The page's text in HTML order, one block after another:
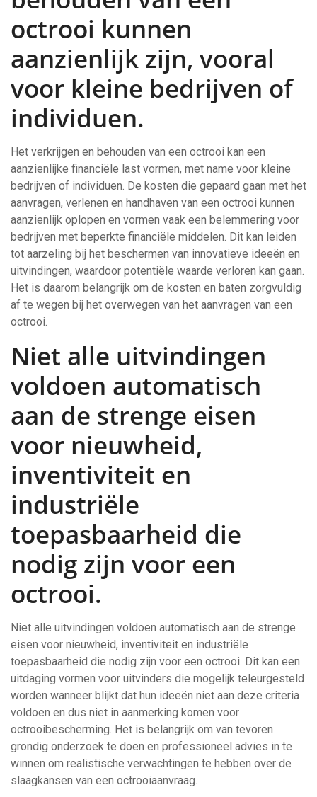
octrooi kunnen
aanzienlijk zijn, vooral
voor kleine bedrijven of
individuen.
Het verkrijgen en behouden van een octrooi kan een
aanzienlijke financiële last vormen, met name voor kleine
bedrijven of individuen. De kosten die gepaard gaan met het
aanvragen, verlenen en handhaven van een octrooi kunnen
aanzienlijk oplopen en vormen vaak een belemmering voor
bedrijven met beperkte financiële middelen. Dit kan leiden
tot aarzeling bij het beschermen van innovatieve ideeën en
uitvindingen, waardoor potentiële waarde verloren kan gaan.
Het is daarom belangrijk om de kosten en baten zorgvuldig
af te wegen bij het overwegen van het aanvragen van een
octrooi.
Niet alle uitvindingen
voldoen automatisch
aan de strenge eisen
voor nieuwheid,
inventiviteit en
industriële
toepasbaarheid die
nodig zijn voor een
octrooi.
Niet alle uitvindingen voldoen automatisch aan de strenge
eisen voor nieuwheid, inventiviteit en industriële
toepasbaarheid die nodig zijn voor een octrooi. Dit kan een
uitdaging vormen voor uitvinders die mogelijk teleurgesteld
worden wanneer blijkt dat hun ideeën niet aan deze criteria
voldoen en dus niet in aanmerking komen voor
octrooibescherming. Het is belangrijk om van tevoren
grondig onderzoek te doen en professioneel advies in te
winnen om realistische verwachtingen te hebben over de
slaagkansen van een octrooiaanvraag.